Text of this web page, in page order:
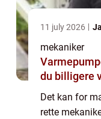
11 july 2026
mekaniker
du billigere
Det kan for
rette